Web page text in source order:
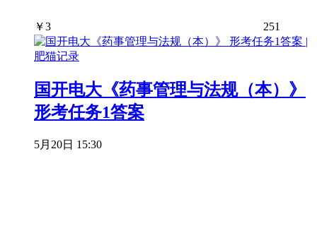
￥3 251
国开电大《药事管理与法规（本）》
形考任务1答案
5月20日 15:30